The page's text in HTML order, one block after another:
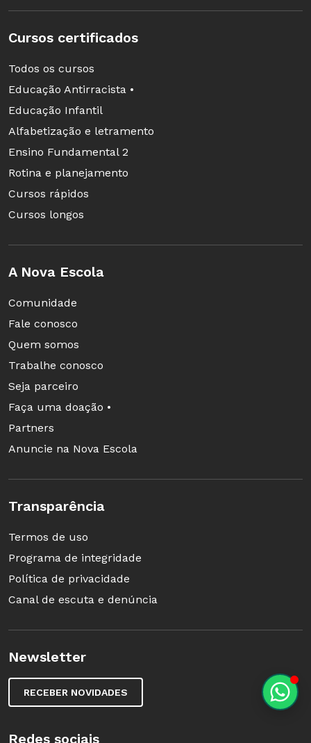
Cursos certificados
Todos os cursos
Educação Antirracista •
Educação Infantil
Alfabetização e letramento
Ensino Fundamental 2
Rotina e planejamento
Cursos rápidos
Cursos longos
A Nova Escola
Comunidade
Fale conosco
Quem somos
Trabalhe conosco
Seja parceiro
Faça uma doação •
Partners
Anuncie na Nova Escola
Transparência
Termos de uso
Programa de integridade
Política de privacidade
Canal de escuta e denúncia
Newsletter
RECEBER NOVIDADES
Redes sociais